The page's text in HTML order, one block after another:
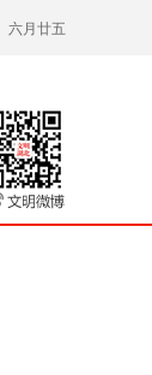
月廿五